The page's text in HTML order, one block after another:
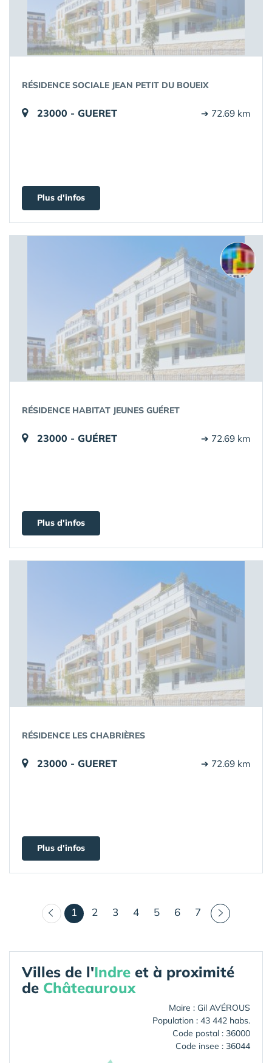
RÉSIDENCE SOCIALE JEAN PETIT DU BOUEIX
23000 - GUERET ➔ 72.69 km
Plus d'infos
RÉSIDENCE HABITAT JEUNES GUÉRET
23000 - GUÉRET ➔ 72.69 km
Plus d'infos
RÉSIDENCE LES CHABRIÈRES
23000 - GUERET ➔ 72.69 km
Plus d'infos
1 (courant)
2 3 4 5 6 7
Villes de l'Indre et à proximité
de Châteauroux
Maire : Gil AVÉROUS
Population : 43 442 habs.
Code postal : 36000
Code insee : 36044